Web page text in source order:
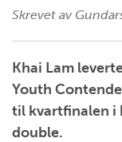
Skrevet av
Khai Lam
Youth
til kvartfinalen i
double.